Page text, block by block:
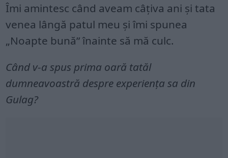
Îmi amintesc când aveam câţiva ani şi tata
venea lângă patul meu şi îmi spunea
„Noapte bună” înainte să mă culc.
Când v-a spus prima oară tatăl
dumneavoastră despre experienţa sa din
Gulag?